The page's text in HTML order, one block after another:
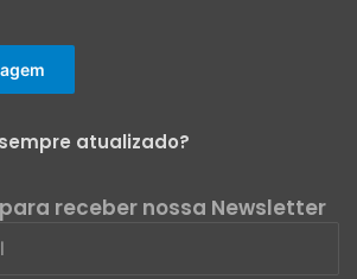
atualizado?
receber nossa Newsletter